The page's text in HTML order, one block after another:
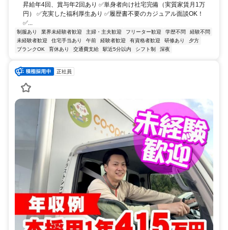
昇給年4回、賞与年2回あり ✅単身者向け社宅完備（実質家賃月1万
円） ✅充実した福利厚生あり ✅履歴書不要のカジュアル面談OK！
✅...
制服あり 業界未経験者歓迎 主婦・主夫歓迎 フリーター歓迎 学歴不問
経験不問
未経験者歓迎
住宅手当あり 午前 経験者歓迎 有資格者歓迎 研修あり
夕方
ブランクOK
育休あり 交通費支給 駅近5分以内 シフト制 深夜
正社員